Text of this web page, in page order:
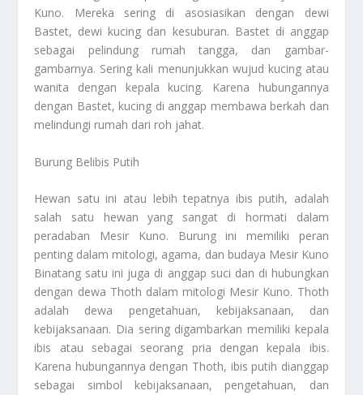
Kuno. Mereka sering di asosiasikan dengan dewi
Bastet, dewi kucing dan kesuburan. Bastet di anggap
sebagai pelindung rumah tangga, dan gambar-
gambarnya. Sering kali menunjukkan wujud kucing atau
wanita dengan kepala kucing. Karena hubungannya
dengan Bastet, kucing di anggap membawa berkah dan
melindungi rumah dari roh jahat.
Burung Belibis Putih
Hewan satu ini atau lebih tepatnya ibis putih, adalah
salah satu hewan yang sangat di hormati dalam
peradaban Mesir Kuno. Burung ini memiliki peran
penting dalam mitologi, agama, dan budaya Mesir Kuno
Binatang satu ini juga di anggap suci dan di hubungkan
dengan dewa Thoth dalam mitologi Mesir Kuno. Thoth
adalah dewa pengetahuan, kebijaksanaan, dan
kebijaksanaan. Dia sering digambarkan memiliki kepala
ibis atau sebagai seorang pria dengan kepala ibis.
Karena hubungannya dengan Thoth, ibis putih dianggap
sebagai simbol kebijaksanaan, pengetahuan, dan